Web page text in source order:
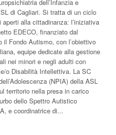
dell’Infanzia e
di Cagliari. Si tratta di un ciclo
alla cittadinanza: l’iniziativa
EDECO, finanziato dal
Fondo Autismo, con l’obiettivo
equipe dedicate alla gestione
nei minori e negli adulti con
o Disabilità Intellettiva. La SC
(NPIA) della ASL
territorio nella presa in carico
dello Spettro Autistico
e coordinatrice di...